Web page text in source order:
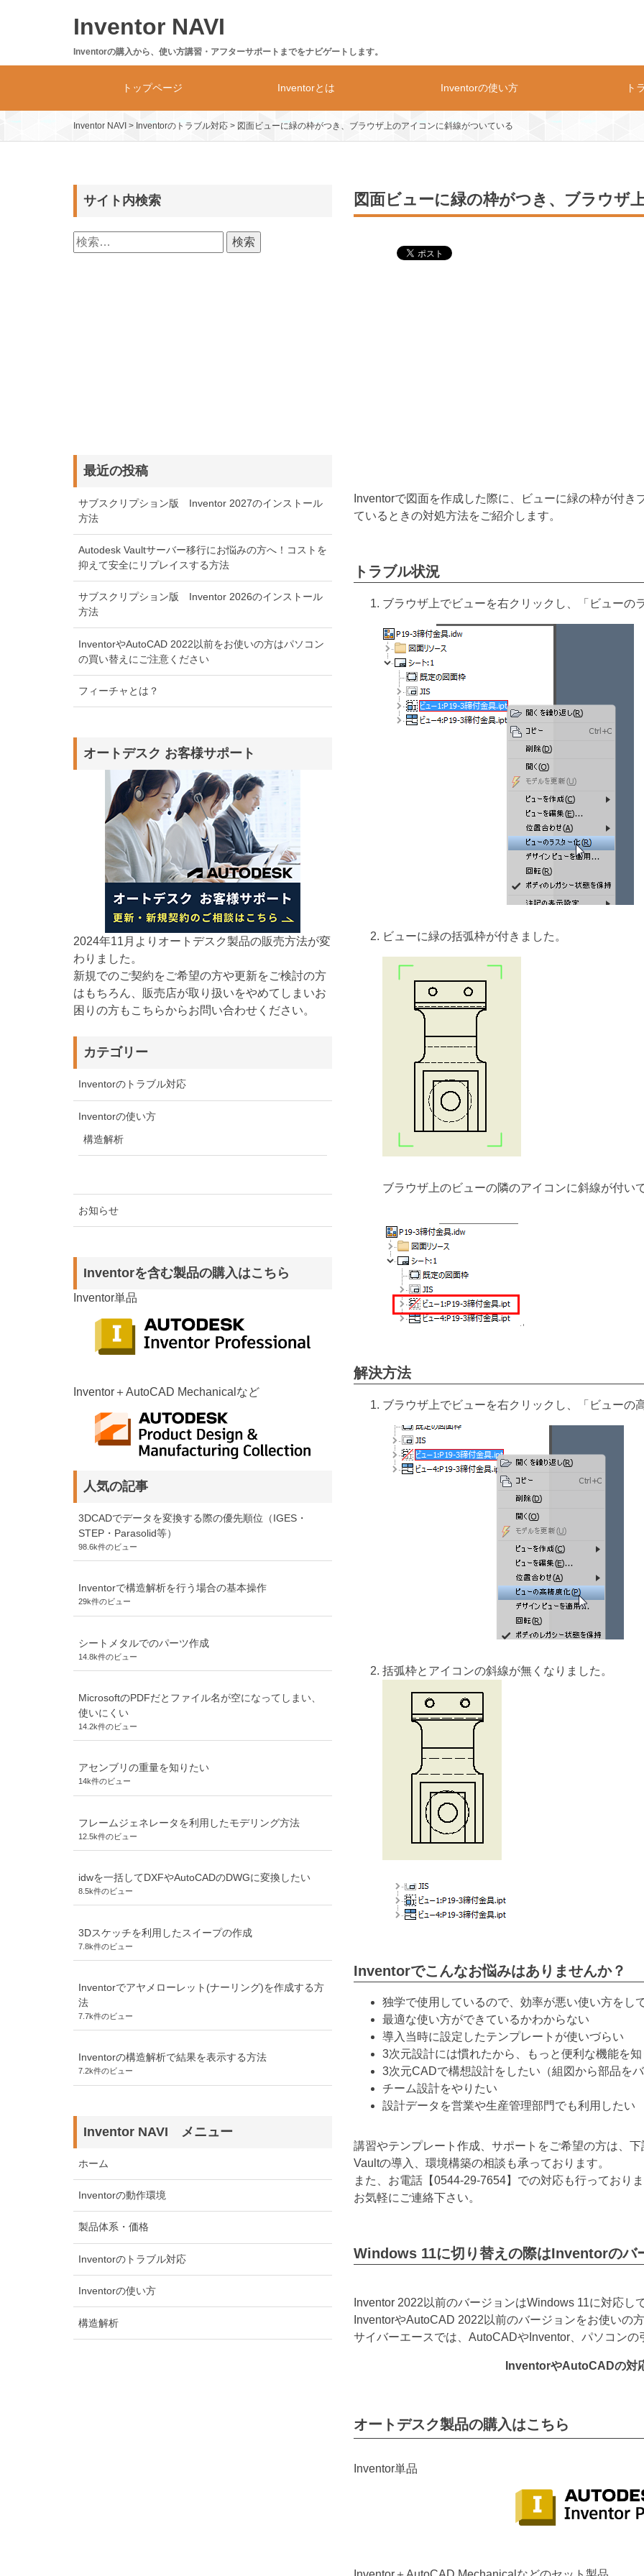
Inventor NAVI
Inventorの購入から、使い方講習・アフターサポートまでをナビゲートします。
トップページ Inventorとは
Inventorの動作環境
製品体系・価格
Inventorの使い方
構造解析
ト
Inventor NAVI > Inventorのトラブル対応 > 図面ビューに緑の枠がつき、ブラウザ上のアイコンに斜線がついている
図面ビューに緑の枠がつき、ブラウザ
Inventorで図面を作成した際に、ビューに緑の枠が付
ているときの対処方法をご紹介します。
トラブル状況
ブラウザ上でビューを右クリックし、「ビューの
ビューに緑の括弧枠が付きました。
ブラウザ上のビューの隣のアイコンに斜線が付い
解決方法
ブラウザ上でビューを右クリックし、「ビューの
括弧枠とアイコンの斜線が無くなりました。
Inventorでこんなお悩みはありませんか？
独学で使用しているので、効率が悪い使い方をし
最適な使い方ができているかわからない
導入当時に設定したテンプレートが使いづらい
3次元設計には慣れたから、もっと便利な機能を知
3次元CADで構想設計をしたい（組図から部品をバ
チーム設計をやりたい
設計データを営業や生産管理部門でも利用したい
講習やテンプレート作成、サポートをご希望の方は、下
Vaultの導入、環境構築の相談も承っております。
また、お電話【0544-29-7654】での対応も行っておりま
お気軽にご連絡下さい。
Windows 11に切り替えの際はInventorのバ
Inventor 2022以前のバージョンはWindows 11に対応し
InventorやAutoCAD 2022以前のバージョンをお使いの
サイバーエースでは、AutoCADやInventor、パソコンの
InventorやAutoCADの対
オートデスク製品の購入はこちら
Inventor単品
サイト内検索
検
索:
最近の投稿
サブスクリプション版 Inventor 2027のインストール
方法
Autodesk Vaultサーバー移行にお悩みの方へ！コストを
抑えて安全にリプレイスする方法
サブスクリプション版 Inventor 2026のインストール
方法
InventorやAutoCAD 2022以前をお使いの方はパソコン
の買い替えにご注意ください
フィーチャとは？
オートデスク お客様サポート
2024年11月よりオートデスク製品の販売方法が変
わりました。
新規でのご契約をご希望の方や更新をご検討の方
はもちろん、販売店が取り扱いをやめてしまいお
困りの方もこちらからお問い合わせください。
カテゴリー
Inventorのトラブル対応
Inventorの使い方
構造解析
お知らせ
Inventorを含む製品の購入はこちら
Inventor単品
Inventor＋AutoCAD Mechanicalなど
人気の記事
3DCADでデータを変換する際の優先順位（IGES・
STEP・Parasolid等）
98.6k件のビュー
Inventorで構造解析を行う場合の基本操作
29k件のビュー
シートメタルでのパーツ作成
14.8k件のビュー
MicrosoftのPDFだとファイル名が空になってしまい、
使いにくい
14.2k件のビュー
アセンブリの重量を知りたい
14k件のビュー
フレームジェネレータを利用したモデリング方法
12.5k件のビュー
idwを一括してDXFやAutoCADのDWGに変換したい
8.5k件のビュー
3Dスケッチを利用したスイープの作成
7.8k件のビュー
Inventorでアヤメローレット(ナーリング)を作成する方
法
7.7k件のビュー
Inventorの構造解析で結果を表示する方法
7.2k件のビュー
Inventor NAVI メニュー
ホーム
Inventorの動作環境
製品体系・価格
Inventorのトラブル対応
Inventorの使い方
構造解析